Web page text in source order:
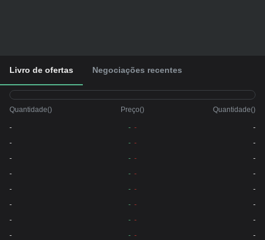
Livro de ofertas Negociações recentes
Quantidade() Preço() Quantidade()
-
-
-
-
-
-
-
-
-
-
-
-
-
-
-
-
-
-
-
-
-
-
-
-
-
-
-
-
-
-
-
-